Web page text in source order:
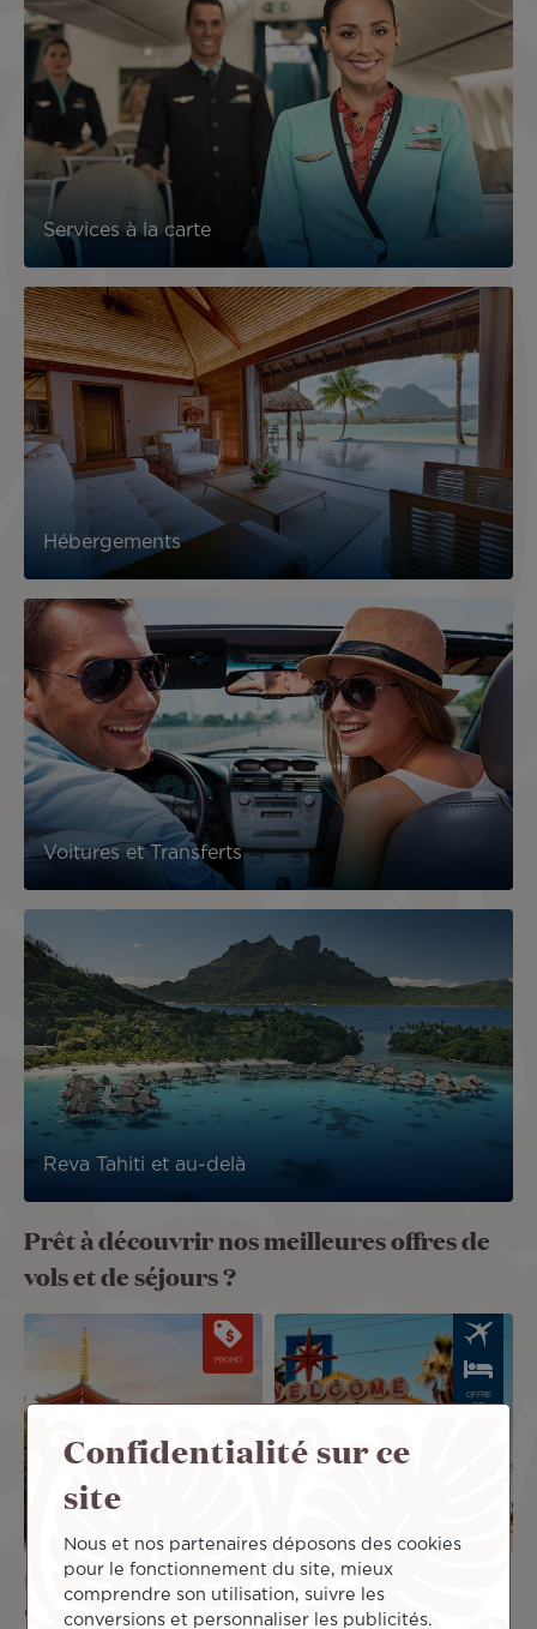
Services à la carte
Hébergements
Voitures et Transferts
Reva Tahiti et au-delà
Prêt à découvrir nos meilleures offres de
vols et de séjours ?
PROMO
Le Japon revient avec un
code promo !
Image
OFFRE
DE
Voyage à Deux à Las
Vegas
Confidentialité sur ce
site
Nous et nos partenaires déposons des cookies
pour le fonctionnement du site, mieux
comprendre son utilisation, suivre les
conversions et personnaliser les publicités.